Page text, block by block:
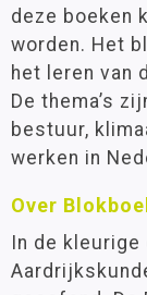
deze boeken
worden. Het
het leren van
De thema’s
bestuur,
werken in
Over
In de